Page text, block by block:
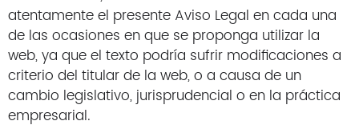
Inicio
Servicios
atentamente el presente Aviso Legal en cada una
de las ocasiones en que se proponga utilizar la
web, ya que el texto podría sufrir modificaciones a
criterio del titular de la web, o a causa de un
cambio legislativo, jurisprudencial o en la práctica
empresarial.